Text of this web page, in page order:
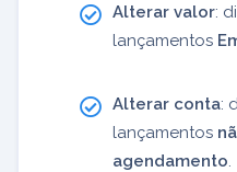
Alterar valor:
lançamentos
Alterar conta:
lançamentos
agendamento